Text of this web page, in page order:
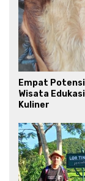
Empat
Wisata
Kuliner